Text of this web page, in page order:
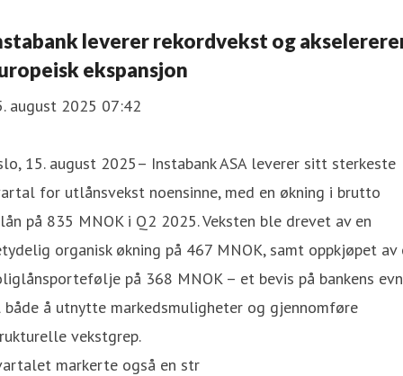
leverer rekordvekst og
ekspansjon
august 2025 07:42
15. august 2025– Instabank ASA leverer sitt sterkeste
for utlånsvekst noensinne, med en økning i brutto
på 835 MNOK i Q2 2025. Veksten ble drevet av en
organisk økning på 467 MNOK, samt oppkjøpet av
på 368 MNOK – et bevis på bankens
å utnytte markedsmuligheter og gjennomføre
vekstgrep.
markerte også en str